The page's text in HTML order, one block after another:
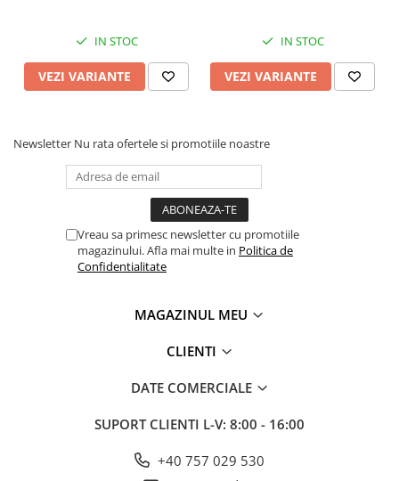
IN STOC
VEZI VARIANTE
IN STOC
VEZI VARIANTE
Newsletter Nu rata ofertele si promotiile noastre
Vreau sa primesc newsletter cu promotiile
magazinului. Afla mai multe in Politica de
Confidentialitate
MAGAZINUL MEU
CLIENTI
DATE COMERCIALE
SUPORT CLIENTI L-V: 8:00 - 16:00
+40 757 029 530